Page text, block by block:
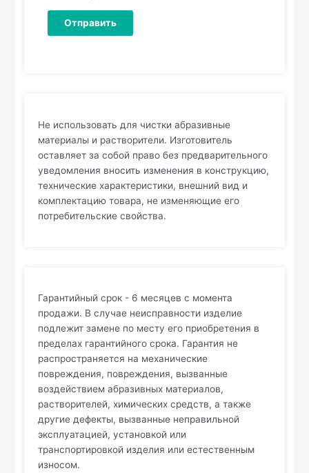
Не использовать для чистки абразивные
материалы и растворители. Изготовитель
оставляет за собой право без предварительного
уведомления вносить изменения в конструкцию,
технические характеристики, внешний вид и
комплектацию товара, не изменяющие его
потребительские свойства.
Гарантийный срок - 6 месяцев с момента
продажи. В случае неисправности изделие
подлежит замене по месту его приобретения в
пределах гарантийного срока. Гарантия не
распространяется на механические
повреждения, повреждения, вызванные
воздействием абразивных материалов,
растворителей, химических средств, а также
другие дефекты, вызванные неправильной
эксплуатацией, установкой или
транспортировкой изделия или естественным
износом.